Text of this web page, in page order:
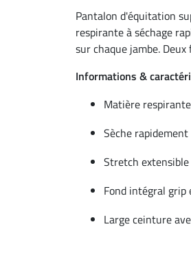
Pantalon d'équitation
respirante à séchage
sur chaque jambe.
Informations &
Matière respirante
Sèche rapidement
Stretch
Fond intégral grip
Large ceinture